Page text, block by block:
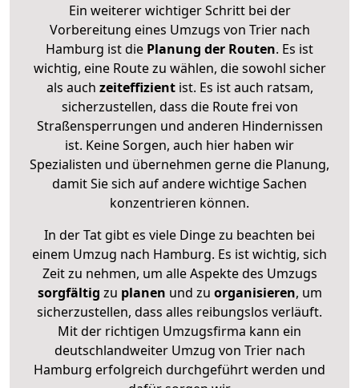
Ein weiterer wichtiger Schritt bei der
Vorbereitung eines Umzugs von Trier nach
Hamburg ist die Planung der Routen. Es ist
wichtig, eine Route zu wählen, die sowohl sicher
als auch zeiteffizientist. Es ist auch ratsam,
sicherzustellen, dass die Route frei von
Straßensperrungen und anderen Hindernissen
ist. Keine Sorgen, auch hier haben wir
Spezialisten und übernehmen gerne die Planung,
damit Sie sich auf andere wichtige Sachen
konzentrieren können.
In der Tat gibt es viele Dinge zu beachten bei
einem Umzug nach Hamburg. Es ist wichtig, sich
Zeit zu nehmen, um alle Aspekte des Umzugs
sorgfältig zu planen und zu organisieren, um
sicherzustellen, dass alles reibungslos verläuft.
Mit der richtigen Umzugsfirma kann ein
deutschlandweiter Umzug von Trier nach
Hamburg erfolgreich durchgeführt werden und